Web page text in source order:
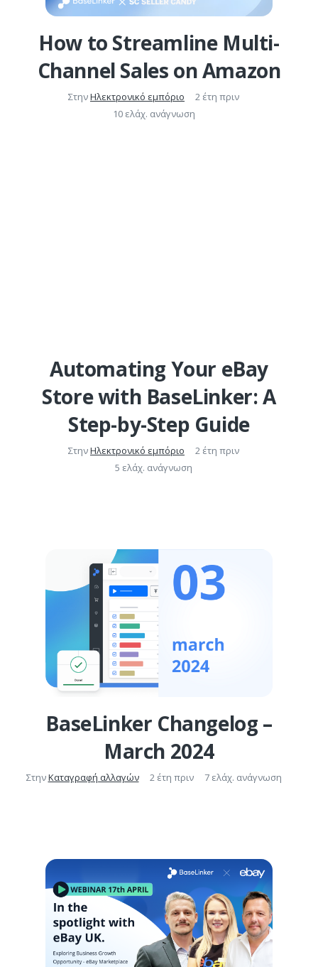
How to Streamline Multi-
Channel Sales on Amazon
ΣτηνΗλεκτρονικό εμπόριο
2 έτη πριν
10 ελάχ. ανάγνωση
Automating Your eBay
Store with BaseLinker: A
Step-by-Step Guide
ΣτηνΗλεκτρονικό εμπόριο
2 έτη πριν
5 ελάχ. ανάγνωση
BaseLinker Changelog –
March 2024
ΣτηνΚαταγραφή αλλαγών 2 έτη πριν 7 ελάχ. ανάγνωση